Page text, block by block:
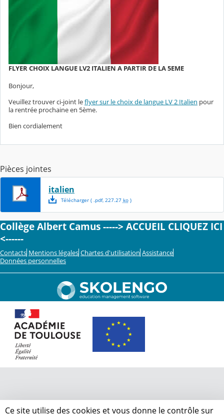
FLYER CHOIX LANGUE LV2 ITALIEN A PARTIR DE LA 5EME
Bonjour,
Veuillez trouver ci-joint leflyer sur le choix de langue LV 2 Italien pour
la rentrée prochaine en 5ème.
Bien cordialement
Pièces jointes
italien
Télécharger( .pdf, 227.27 ko)
Collège Albert Camus -----> ACCUEIL CLIQUEZ ICI
<------
Contacts Mentions légales Chartes d'utilisation Assistance
Données personnelles
Ce site utilise des cookies et vous donne le contrôle sur